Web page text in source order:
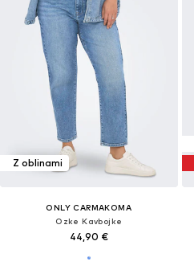
Z oblinami
ONLY CARMAKOMA
Ozke Kavbojke
44,90 €